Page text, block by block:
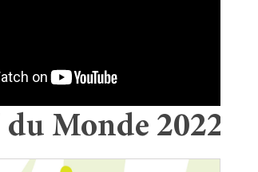
Monde 2022